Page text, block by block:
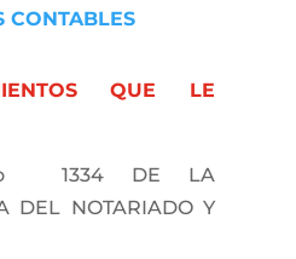
CONTABLES
QUE LE
No 1334 DE LA
DEL NOTARIADO Y